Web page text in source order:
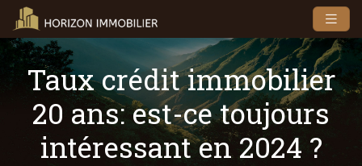
Taux crédit immobilier
20 ans: est-ce toujours
intéressant en 2024 ?